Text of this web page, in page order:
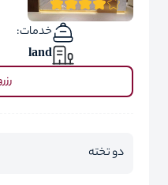
خدمات:
land
دو تخته